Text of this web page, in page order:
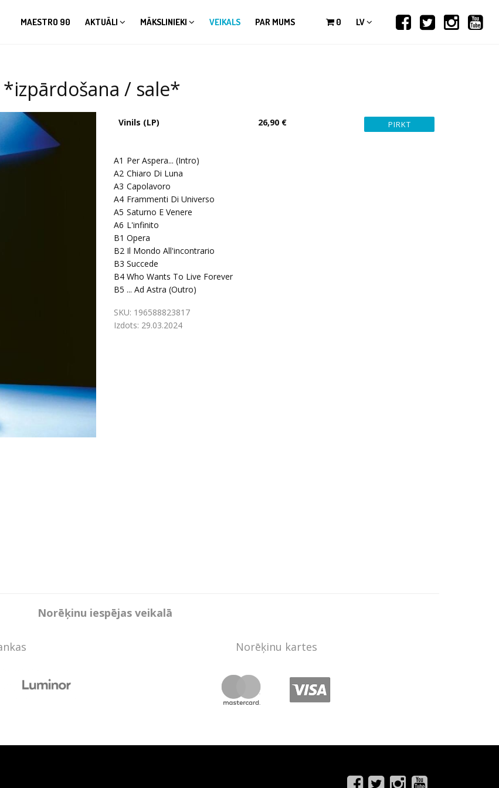
MAESTRO 90 AKTUĀLI MĀKSLINIEKI VEIKALS PAR MUMS 0 LV
*izpārdošana / sale*
Vinils (LP) 26,90 €
A1 Per Aspera... (Intro)
A2 Chiaro Di Luna
A3 Capolavoro
A4 Frammenti Di Universo
A5 Saturno E Venere
A6 L'infinito
B1 Opera
B2 Il Mondo All'incontrario
B3 Succede
B4 Who Wants To Live Forever
B5 ... Ad Astra (Outro)
SKU: 196588823817
Izdots: 29.03.2024
Norēķinu iespējas veikalā
Norēķinu kartes